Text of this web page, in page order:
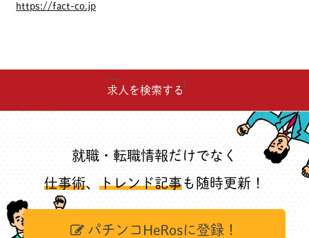
https://fact-co.jp
求人を検索する
就職・転職情報だけでなく
仕事術、 トレンド記事も随時更新！
パチンコHeRosに登録！